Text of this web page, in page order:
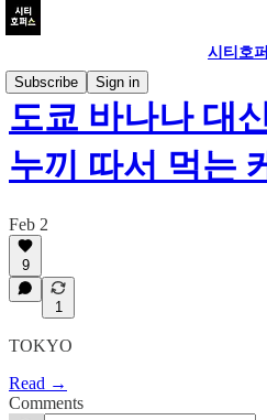
시티호
Subscribe
Sign in
도쿄 바나나 대
누끼 따서 먹는
Feb 2
9
1
TOKYO
Read →
Comments